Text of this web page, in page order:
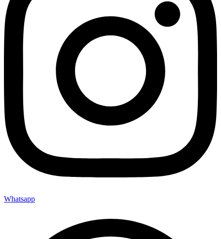
Whatsapp